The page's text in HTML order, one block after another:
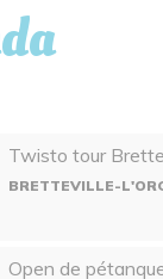
Twisto tour
BRETTEVILLE-
Open de